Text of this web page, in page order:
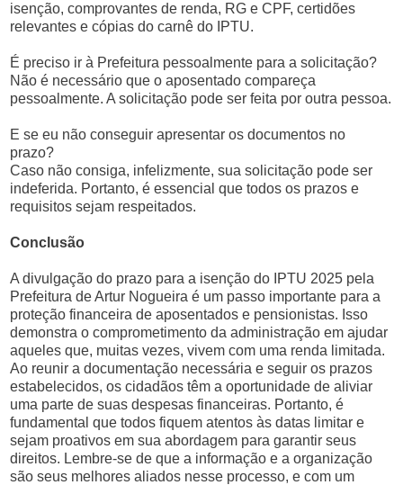
isenção, comprovantes de renda, RG e CPF, certidões
relevantes e cópias do carnê do IPTU.
É preciso ir à Prefeitura pessoalmente para a solicitação?
Não é necessário que o aposentado compareça
pessoalmente. A solicitação pode ser feita por outra pessoa.
E se eu não conseguir apresentar os documentos no
prazo?
Caso não consiga, infelizmente, sua solicitação pode ser
indeferida. Portanto, é essencial que todos os prazos e
requisitos sejam respeitados.
Conclusão
A divulgação do prazo para a isenção do IPTU 2025 pela
Prefeitura de Artur Nogueira é um passo importante para a
proteção financeira de aposentados e pensionistas. Isso
demonstra o comprometimento da administração em ajudar
aqueles que, muitas vezes, vivem com uma renda limitada.
Ao reunir a documentação necessária e seguir os prazos
estabelecidos, os cidadãos têm a oportunidade de aliviar
uma parte de suas despesas financeiras. Portanto, é
fundamental que todos fiquem atentos às datas limitar e
sejam proativos em sua abordagem para garantir seus
direitos. Lembre-se de que a informação e a organização
são seus melhores aliados nesse processo, e com um